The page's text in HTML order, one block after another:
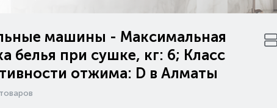
машины - Максимальная
белья при сушке, кг: 6; Класс
отжима: D в Алматы